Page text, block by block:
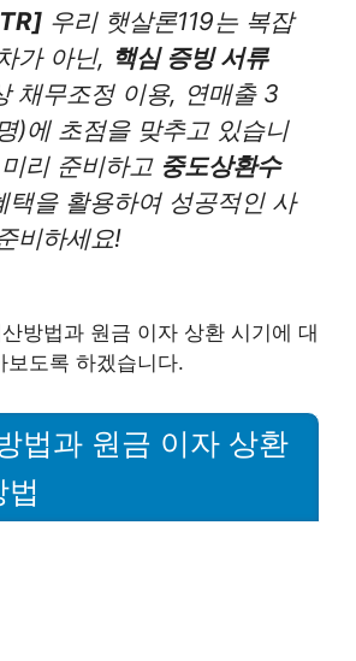
우리 햇살론119는 복잡
가 아닌, 핵심 증빙 서류
채무조정 이용, 연매출 3
)에 초점을 맞추고 있습니
리 준비하고 중도상환수
을 활용하여 성공적인 사
비하세요!
방법과 원금 이자 상환 시기에 대
보도록 하겠습니다.
법과 원금 이자 상환
법